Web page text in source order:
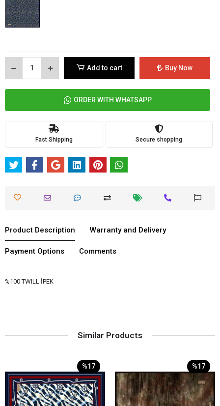
Add to cart Buy Now
ORDER WITH WHATSAPP
Fast Shipping Secure shopping
Product Description Warranty and Delivery
Payment Options Comments
%100 TWILL İPEK
Similar Products
%17 %17